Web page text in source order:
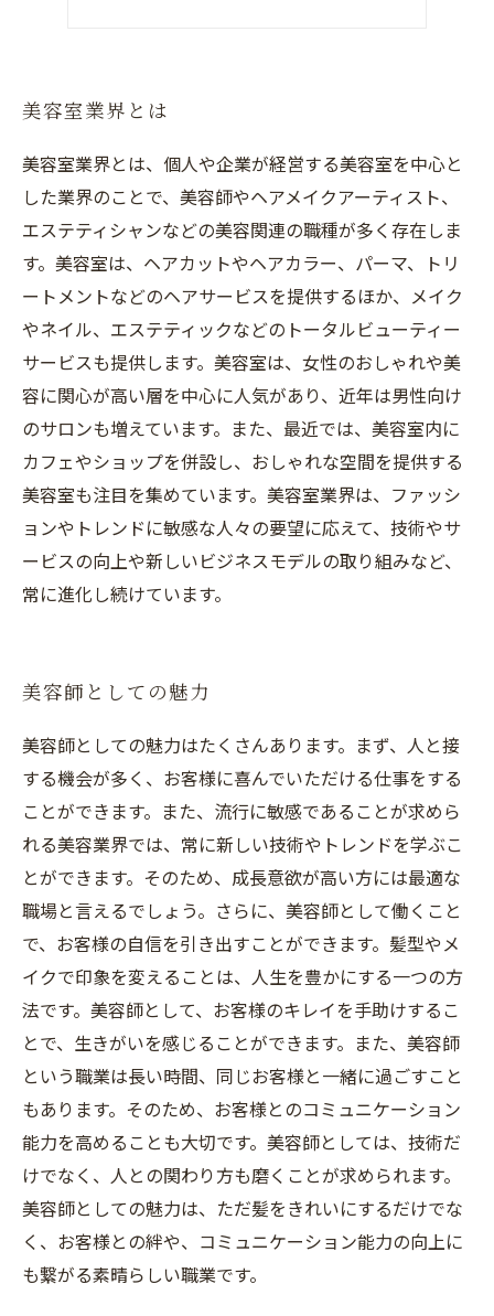
美容室業界とは
美容室業界とは、個人や企業が経営する美容室を中心と
した業界のことで、美容師やヘアメイクアーティスト、
エステティシャンなどの美容関連の職種が多く存在しま
す。美容室は、ヘアカットやヘアカラー、パーマ、トリ
ートメントなどのヘアサービスを提供するほか、メイク
やネイル、エステティックなどのトータルビューティー
サービスも提供します。美容室は、女性のおしゃれや美
容に関心が高い層を中心に人気があり、近年は男性向け
のサロンも増えています。また、最近では、美容室内に
カフェやショップを併設し、おしゃれな空間を提供する
美容室も注目を集めています。美容室業界は、ファッシ
ョンやトレンドに敏感な人々の要望に応えて、技術やサ
ービスの向上や新しいビジネスモデルの取り組みなど、
常に進化し続けています。
美容師としての魅力
美容師としての魅力はたくさんあります。まず、人と接
する機会が多く、お客様に喜んでいただける仕事をする
ことができます。また、流行に敏感であることが求めら
れる美容業界では、常に新しい技術やトレンドを学ぶこ
とができます。そのため、成長意欲が高い方には最適な
職場と言えるでしょう。さらに、美容師として働くこと
で、お客様の自信を引き出すことができます。髪型やメ
イクで印象を変えることは、人生を豊かにする一つの方
法です。美容師として、お客様のキレイを手助けするこ
とで、生きがいを感じることができます。また、美容師
という職業は長い時間、同じお客様と一緒に過ごすこと
もあります。そのため、お客様とのコミュニケーション
能力を高めることも大切です。美容師としては、技術だ
けでなく、人との関わり方も磨くことが求められます。
美容師としての魅力は、ただ髪をきれいにするだけでな
く、お客様との絆や、コミュニケーション能力の向上に
も繋がる素晴らしい職業です。